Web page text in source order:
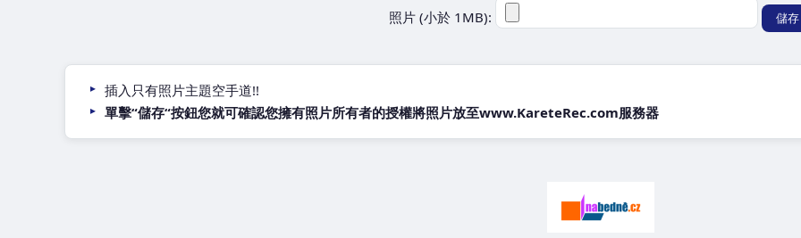
照片 (小於 1MB):
插入只有照片主題空手道!!
單擊“儲存“按鈕您就可確認您擁有照片所有者的授權將照片放至www.KareteRec.com服務器